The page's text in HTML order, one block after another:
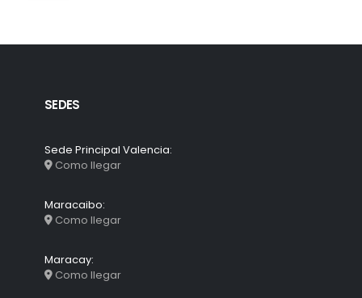
SEDES
Sede Principal Valencia:
Como llegar
Maracaibo:
Como llegar
Maracay:
Como llegar